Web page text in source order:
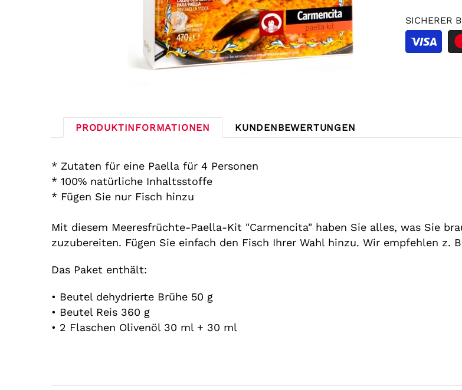
SICHERER
PRODUKTINFORMATIONEN KUNDENBEWERTUNGEN
* Zutaten für eine Paella für 4 Personen
* 100% natürliche Inhaltsstoffe
* Fügen Sie nur Fisch hinzu
Mit diesem Meeresfrüchte-Paella-Kit "Carmencita" haben Sie alles, was Sie
zuzubereiten. Fügen Sie einfach den Fisch Ihrer Wahl hinzu. Wir empfehlen z.
Das Paket enthält:
• Beutel dehydrierte Brühe 50 g
• Beutel Reis 360 g
• 2 Flaschen Olivenöl 30 ml + 30 ml